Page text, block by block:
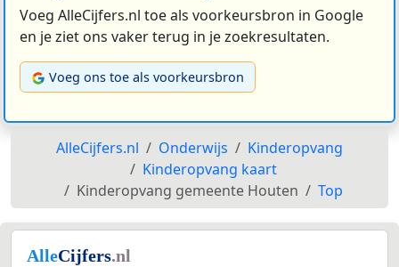
Voeg AlleCijfers.nl toe als voorkeursbron in Google
en je ziet ons vaker terug in je zoekresultaten.
Voeg ons toe als voorkeursbron
AlleCijfers.nl Onderwijs
Kinderopvang
Kinderopvang kaart
Kinderopvang gemeente Houten
Top